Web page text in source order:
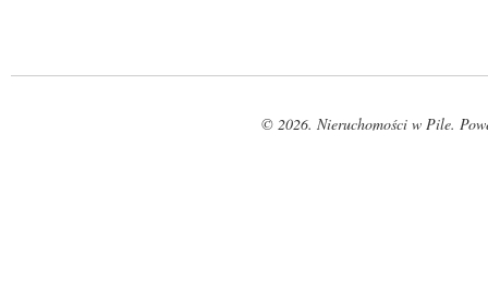
© 2026. Nieruchomości w Pile.